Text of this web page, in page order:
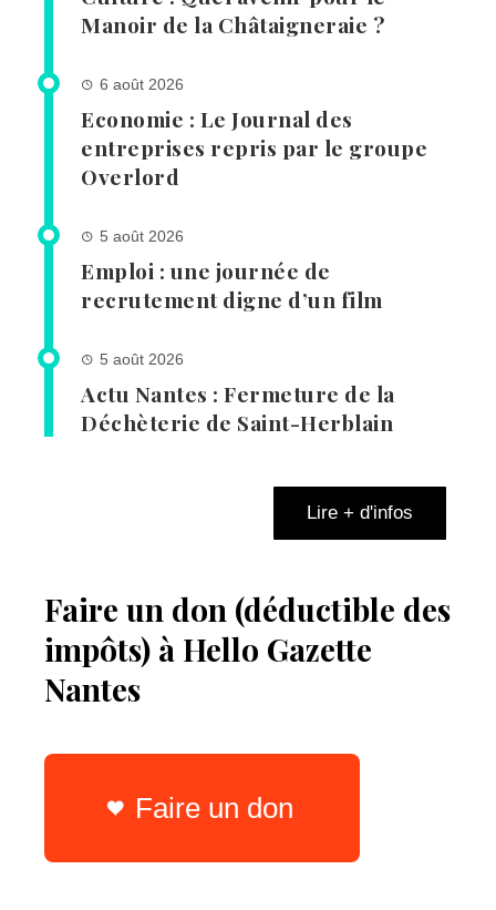
Manoir de la Châtaigneraie ?
6 août 2026
Economie : Le Journal des
entreprises repris par le groupe
Overlord
5 août 2026
Emploi : une journée de
recrutement digne d’un film
5 août 2026
Actu Nantes : Fermeture de la
Déchèterie de Saint-Herblain
Lire + d'infos
Faire un don (déductible des
impôts) à Hello Gazette
Nantes
Faire un don